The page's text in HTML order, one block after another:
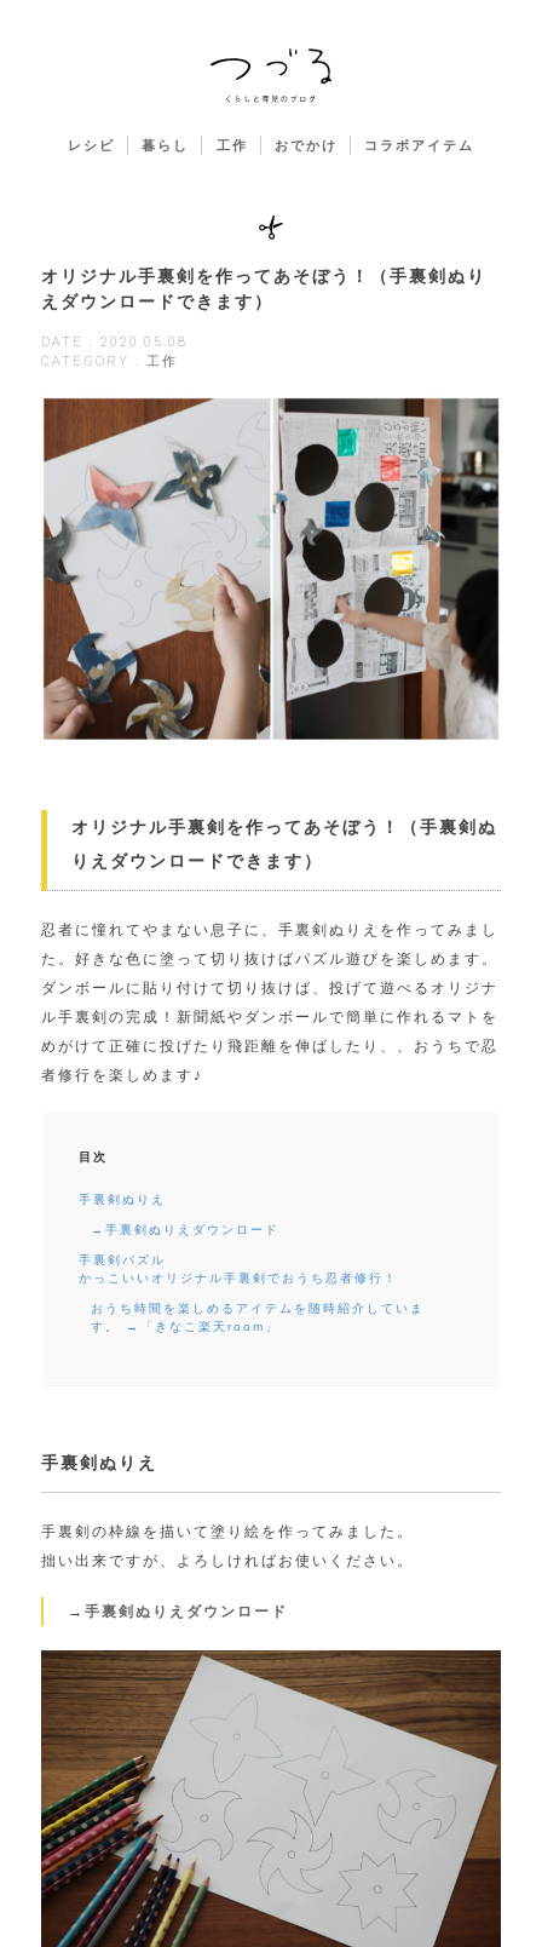
レシピ 暮らし 工作 おでかけ コラボアイテム
オリジナル手裏剣を作ってあそぼう！（手裏剣ぬり
えダウンロードできます）
DATE : 2020.05.08
CATEGORY : 工作
オリジナル手裏剣を作ってあそぼう！（手裏剣ぬ
りえダウンロードできます）
忍者に憧れてやまない息子に、手裏剣ぬりえを作ってみまし
た。好きな色に塗って切り抜けばパズル遊びを楽しめます。
ダンボールに貼り付けて切り抜けば、投げて遊べるオリジナ
ル手裏剣の完成！新聞紙やダンボールで簡単に作れるマトを
めがけて正確に投げたり飛距離を伸ばしたり、、おうちで忍
者修行を楽しめます♪
目次
手裏剣ぬりえ
→手裏剣ぬりえダウンロード
手裏剣パズル
かっこいいオリジナル手裏剣でおうち忍者修行！
おうち時間を楽しめるアイテムを随時紹介していま
す。 →「きなこ楽天room」
手裏剣ぬりえ
手裏剣の枠線を描いて塗り絵を作ってみました。
拙い出来ですが、よろしければお使いください。
→ 手裏剣ぬりえダウンロード